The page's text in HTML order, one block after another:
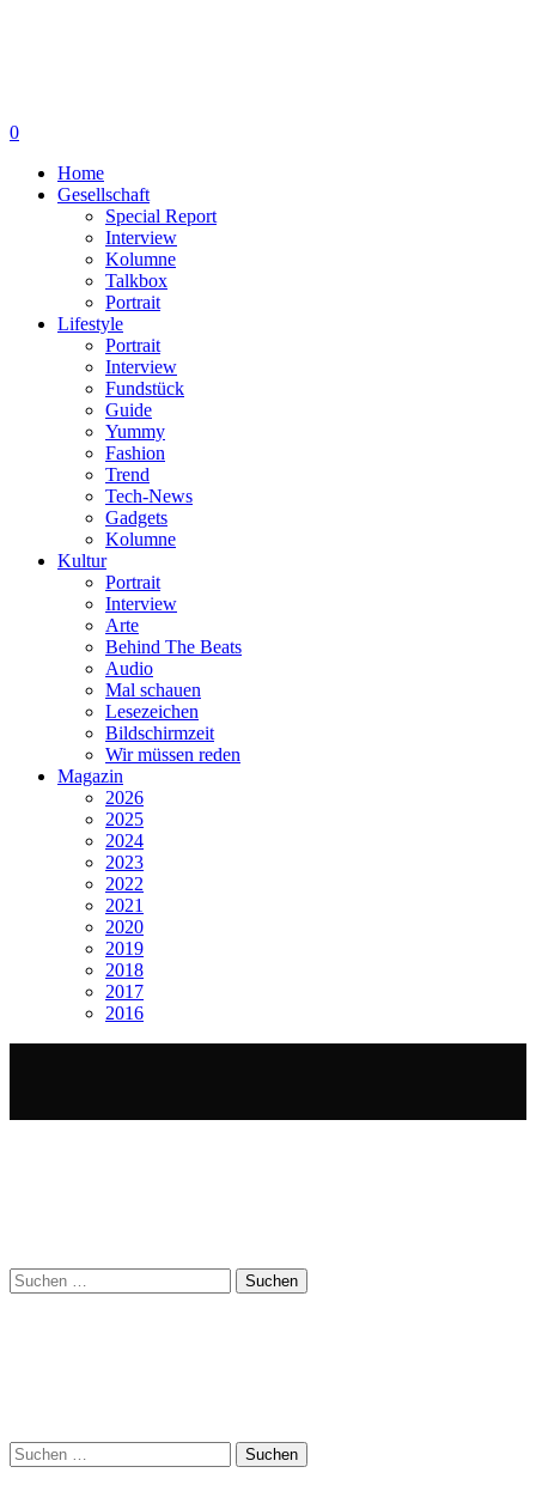
0
Home
Gesellschaft
Special Report
Interview
Kolumne
Talkbox
Portrait
Lifestyle
Portrait
Interview
Fundstück
Guide
Yummy
Fashion
Trend
Tech-News
Gadgets
Kolumne
Kultur
Portrait
Interview
Arte
Behind The Beats
Audio
Mal schauen
Lesezeichen
Bildschirmzeit
Wir müssen reden
Magazin
2026
2025
2024
2023
2022
2021
2020
2019
2018
2017
2016
Suchen
nach:
Suchen
nach: